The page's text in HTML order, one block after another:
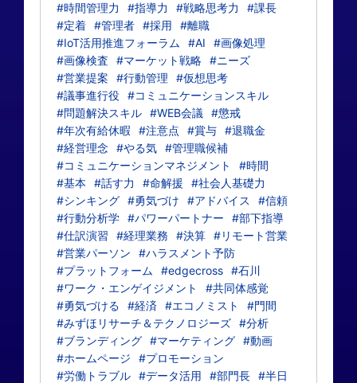
#時間管理力
#指導力 #戦略思考力
#課長
#定着 #管理者 #採用
#離職
#IoT活用推進フォーラム
#AI
#画像処理
#画像検査
#マーケット戦略 #ニーズ
#営業提案
#行動管理
#仮想思考
#議事進行役 #コミュニケーションスキル
#問題解決スキル #WEB会議
#懲戒
#年次有給休暇
#注意点 #賞与 #退職金
#経営理念 #やる気 #管理職候補
#コミュニケーションマネジメント
#時間
#基本
#話す力 #命解援
#社会人基礎力
#シンキング #勇気づけ #アドバイス
#信頼
#行動分析学 #パワーパートナー
#部下指導
#仕訳演習
#経理業務 #決算 #リモート営業
#営業パーソン
#ハラスメント予防
#プラットフォーム
#edgecross #石川
#ワーク・エンゲイジメント
#共同体感覚
#勇気づける
#経済 #エコノミスト
#門間
#みずほリサーチ＆テクノロジーズ #分析
#ブランディング #マーケティング #動画
#ホームページ
#プロモーション
#労働トラブル #データ活用 #部門長 #半日